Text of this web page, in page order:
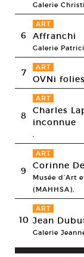
Galerie
6
ART
Affranchi
Galerie
7 ART
OVNi
8
ART
Charles
inconnue
,
9
ART
Corinne
Musée d’Art
(MAHHSA),
10
ART
Jean
Galerie